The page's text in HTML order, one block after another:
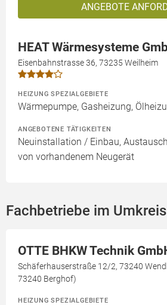
ANGEBOTE
HEAT Wärmesysteme
Eisenbahnstrasse 36, 73235 Weilheim
HEIZUNG SPEZIALGEBIETE
Wärmepumpe, Gasheizung,
ANGEBOTENE TÄTIGKEITEN
Neuinstallation / Einbau,
von vorhandenem Neugerät
Fachbetriebe im
OTTE BHKW Technik
Schäferhauserstraße 12/2, 73240
73240 Berghof)
HEIZUNG SPEZIALGEBIETE